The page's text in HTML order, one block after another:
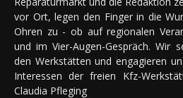
vor Ort, legen den Finger in die
Ohren zu - ob auf regionalen
und im Vier-Augen-Gespräch. Wir
den Werkstätten und engagieren
Interessen der freien Kfz-
Claudia Pfleging